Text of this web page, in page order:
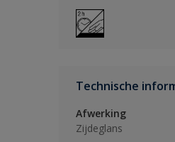
Technische
Afwerking
Zijdeglans